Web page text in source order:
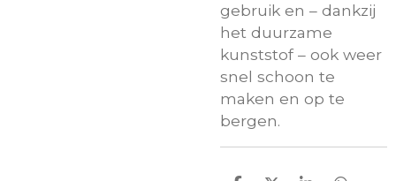
gebruik en – dankzij
het duurzame
kunststof – ook weer
snel schoon te
maken en op te
bergen.